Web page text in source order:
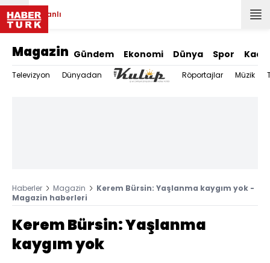
Canlı
Magazin Gündem Ekonomi Dünya Spor
Televizyon Dünyadan Röportajlar Müzik
Haberler Magazin
Kerem Bürsin: Yaşlanma kaygım yok -
Magazin haberleri
Kerem Bürsin: Yaşlanma
kaygım yok